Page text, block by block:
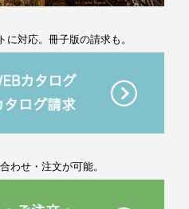
に対応。冊子版の請求も。
わせ・注文が可能。